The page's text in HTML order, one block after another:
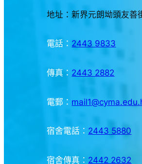
地址：新界元朗坳頭友善
電話： 2443 9833
傳真： 2443 2882
電郵：
宿舍電話： 2443 5880
宿舍傳真： 2442 2632